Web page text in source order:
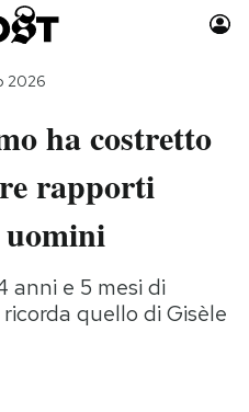
Auto
Moda
Consumismi
Storie/Idee
Ok Boomer!
2026
ha costretto
rapporti
uomini
anni e 5 mesi di
quello di Gisèle